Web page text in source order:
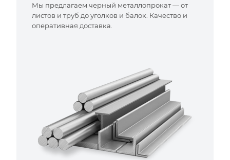
Мы предлагаем черный металлопрокат — от
листов и труб до уголков и балок. Качество и
оперативная доставка.